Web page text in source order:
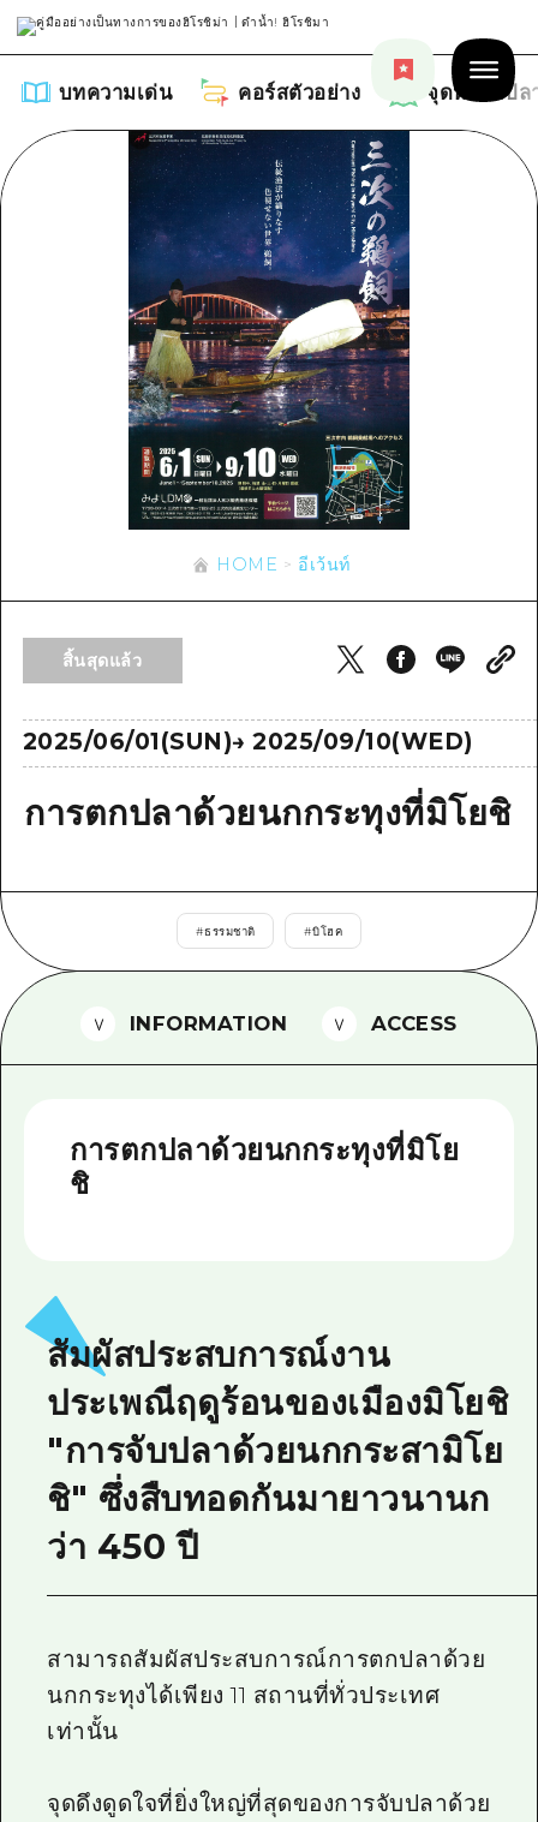
บทความเด่น คอร์สตัวอย่าง จุดหมายปล
บทความเด่น
รายการ
คำแนะนำ
ศิลปะ
งานอีเว้นท์ / เทศกาล
อาหารรสเลิศ / สุรา
การปั่นจักรยาน
สถานบันเทิงยามค่ำคืน
มรดกโลก
ประสบการณ์ / ในการเรียนรู้
ประวัติศาสตร์ / วัฒนธรรม
ธรรมชาติ
คอร์สตัวอย่าง
รายการ
คู่มือ Dive! Hiroshima
ฮิโรชิม่า โมชิ โมชิ ทราเวล
บริเวณรอบเมืองฮิโรชิม่า
อากิ
บิงโก
เกโฮค
บริเวณรอบๆ มิยาจิมะ
จุดหมายปลายทาง
รายการ
บริเวณรอบเมืองฮิโรชิม่า
อากิ
บริเวณรอบๆ มิยาจิมะ
ยามากุจิตะวันออก
อีเว้นท์
ข้อมูลตามฤดูกาล
รายการ
เข้าถึงเข้าถึง
สรุปการจราจรรอง
ความแออัดของสิ่งอำนวยความสะดวก
บริการรับฝากและจัดส่งสัมภาระ
ฮิโรชิมะโอโมะเตะนะชิ
ฮิโรชิม่า ฟรี Wi-Fi
TRAVELPAL International
วิดีโอฮิโรชิม่า
HOME
HOME อีเว้นท์
สิ้นสุดแล้ว
2025/06/01(SUN)→2025/09/10(WED)
การตกปลาด้วยนกกระทุงที่มิโยชิ
#ธรรมชาติ #บิโฮค
INFORMATION ACCESS
การตกปลาด้วยนกกระทุงที่มิโย
ชิ
สัมผัสประสบการณ์งาน
ประเพณีฤดูร้อนของเมืองมิโยชิ
"การจับปลาด้วยนกกระสามิโย
ชิ" ซึ่งสืบทอดกันมายาวนานก
ว่า 450 ปี
สามารถสัมผัสประสบการณ์การตกปลาด้วย
นกกระทุงได้เพียง 11 สถานที่ทั่วประเทศ
เท่านั้น
จุดดึงดูดใจที่ยิ่งใหญ่ที่สุดของการจับปลาด้วย